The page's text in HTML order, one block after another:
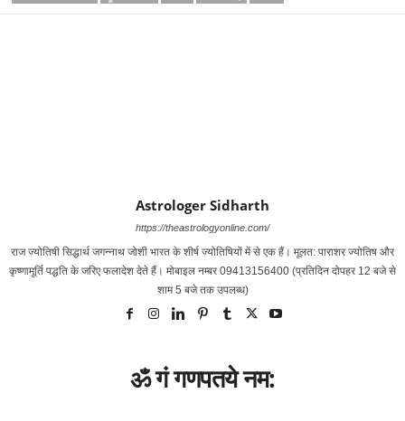
Astrologer Sidharth
https://theastrologyonline.com/
राज ज्‍योतिषी सिद्धार्थ जगन्‍नाथ जोशी भारत के शीर्ष ज्‍योतिषियों में से एक हैं। मूलत: पाराशर ज्‍योतिष और
कृष्‍णामूर्ति पद्धति के जरिए फलादेश देते हैं। मोबाइल नम्‍बर 09413156400 (प्रतिदिन दोपहर 12 बजे से
शाम 5 बजे तक उपलब्‍ध)
ॐ गं गणपतये नम: